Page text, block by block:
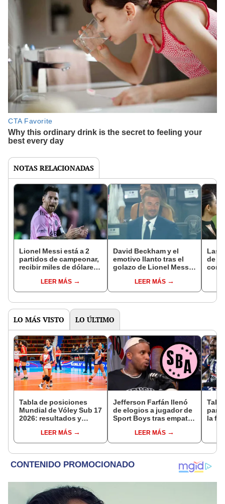
NOTAS RELACIONADAS
Lionel Messi está a 2
partidos de campeonar,
recibir miles de dólares
continentalLEER MÁS
David Beckham y el
emotivo llanto tras el
golazo de Lionel Messi
LEER MÁS
Las
de
con
LO MÁS VISTO LO ÚLTIMO
Tabla de posiciones
Mundial de Vóley Sub 17
2026: resultados y
de gruposLEER MÁS
Jefferson Farfán llenó
de elogios a jugador de
Sport Boys tras empate
"Ojalá puedas volver
pronto a tu casa"
LEER MÁS
la